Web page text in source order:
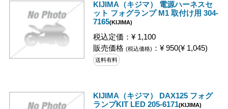
KIJIMA（キジマ） 電源ハーネスセ
ット フォグランプ M1 取付け用 304-
7165(KIJIMA)
税込定価：¥ 1,100
販売価格 (税込価格) ：¥ 950(¥ 1,045)
送料有料
KIJIMA（キジマ） DAX125 フォグ
ランプKIT LED 205-6171(KIJIMA)